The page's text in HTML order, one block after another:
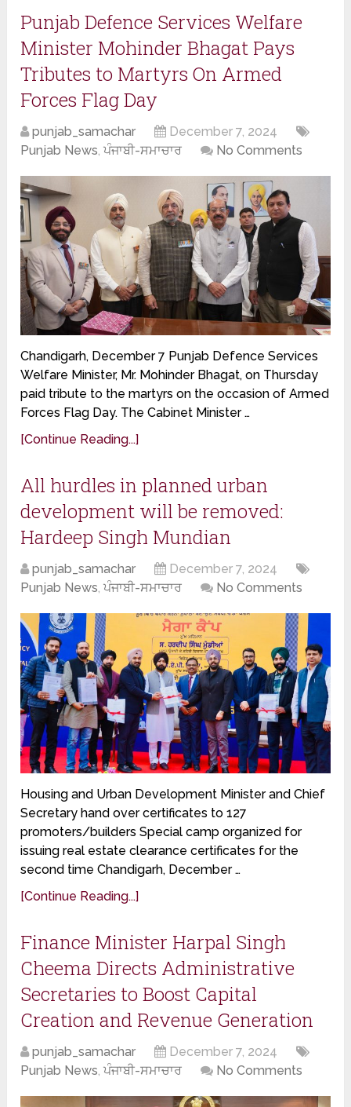
Punjab Defence Services Welfare
Minister Mohinder Bhagat Pays
Tributes to Martyrs On Armed
Forces Flag Day
punjab_samachar
December 7, 2024
Punjab News,ਪੰਜਾਬੀ-ਸਮਾਚਾਰ No Comments
Chandigarh, December 7 Punjab Defence Services
Welfare Minister, Mr. Mohinder Bhagat, on Thursday
paid tribute to the martyrs on the occasion of Armed
Forces Flag Day. The Cabinet Minister …
[Continue Reading...]
All hurdles in planned urban
development will be removed:
Hardeep Singh Mundian
punjab_samachar
December 7, 2024
Punjab News,ਪੰਜਾਬੀ-ਸਮਾਚਾਰ No Comments
Housing and Urban Development Minister and Chief
Secretary hand over certificates to 127
promoters/builders Special camp organized for
issuing real estate clearance certificates for the
second time Chandigarh, December …
[Continue Reading...]
Finance Minister Harpal Singh
Cheema Directs Administrative
Secretaries to Boost Capital
Creation and Revenue Generation
punjab_samachar
December 7, 2024
Punjab News,ਪੰਜਾਬੀ-ਸਮਾਚਾਰ No Comments